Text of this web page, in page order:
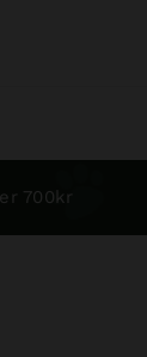
700kr